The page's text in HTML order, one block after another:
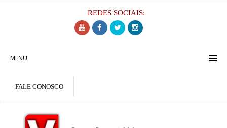
REDES SOCIAIS:
MENU
FALE CONOSCO